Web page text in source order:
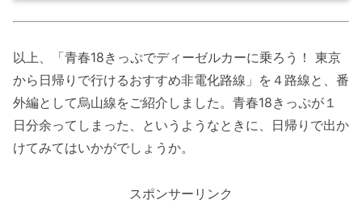
以上、「青春18きっぷでディーゼルカーに乗ろう！ 東京
から日帰りで行けるおすすめ非電化路線」を４路線と、番
外編として烏山線をご紹介しました。青春18きっぷが１
日分余ってしまった、というようなときに、日帰りで出か
けてみてはいかがでしょうか。
スポンサーリンク